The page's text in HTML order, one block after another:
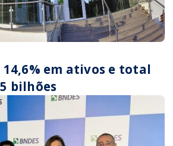
14,6% em ativos e total
bilhões